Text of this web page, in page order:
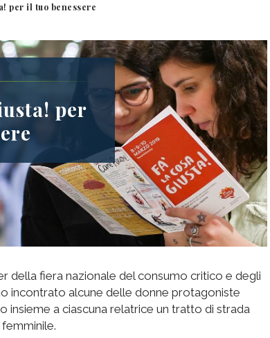
per il tuo benessere
per
della fiera nazionale del consumo critico e degli
incontrato alcune delle donne protagoniste
insieme a ciascuna relatrice un tratto di strada